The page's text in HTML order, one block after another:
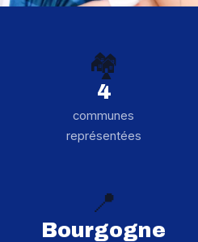
🏘️
4
communes
représentées
📍
Bourgogne